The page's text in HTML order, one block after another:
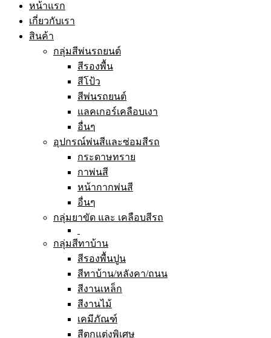
หน้าแรก
เกี่ยวกับเรา
สินค้า
กลุ่มสีพ่นรถยนต์
สีรองพื้น
สีโป้ว
สีพ่นรถยนต์
แลคเกอร์เคลือบเงา
อื่นๆ
อุปกรณ์พ่นสีและซ่อมสีรถ
กระดาษทราย
กาพ่นสี
หน้ากากพ่นสี
อื่นๆ
กลุ่มยาขัด และ เคลือบสีรถ
กลุ่มสีทาบ้าน
สีรองพื้นปูน
สีทาบ้าน/หลังคา/ถนน
สีงานเหล็ก
สีงานไม้
เคมีภัณฑ์
สีตกแต่งพิเศษ